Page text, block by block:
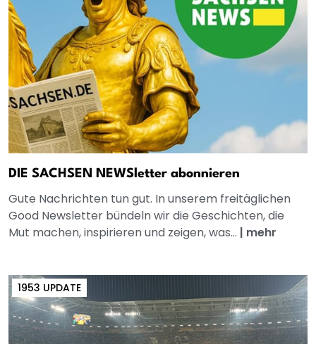
DIE SACHSEN NEWSletter abonnieren
Gute Nachrichten tun gut. In unserem freitäglichen
Good Newsletter bündeln wir die Geschichten, die
Mut machen, inspirieren und zeigen, was... | mehr
1953 UPDATE